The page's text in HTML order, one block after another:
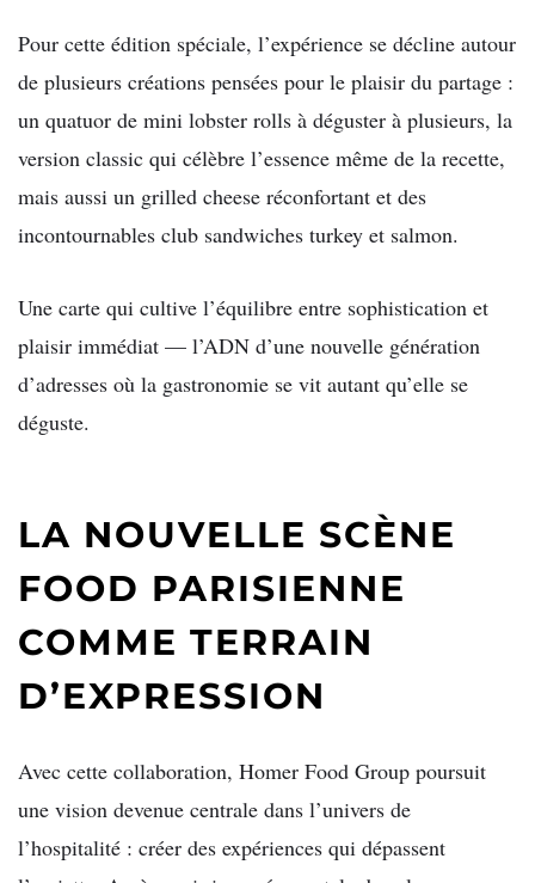
Pour cette édition spéciale, l’expérience se décline autour
de plusieurs créations pensées pour le plaisir du partage :
un quatuor de mini lobster rolls à déguster à plusieurs, la
version classic qui célèbre l’essence même de la recette,
mais aussi un grilled cheese réconfortant et des
incontournables club sandwiches turkey et salmon.
Une carte qui cultive l’équilibre entre sophistication et
plaisir immédiat — l’ADN d’une nouvelle génération
d’adresses où la gastronomie se vit autant qu’elle se
déguste.
LA NOUVELLE SCÈNE
FOOD PARISIENNE
COMME TERRAIN
D’EXPRESSION
Avec cette collaboration, Homer Food Group poursuit
une vision devenue centrale dans l’univers de
l’hospitalité : créer des expériences qui dépassent